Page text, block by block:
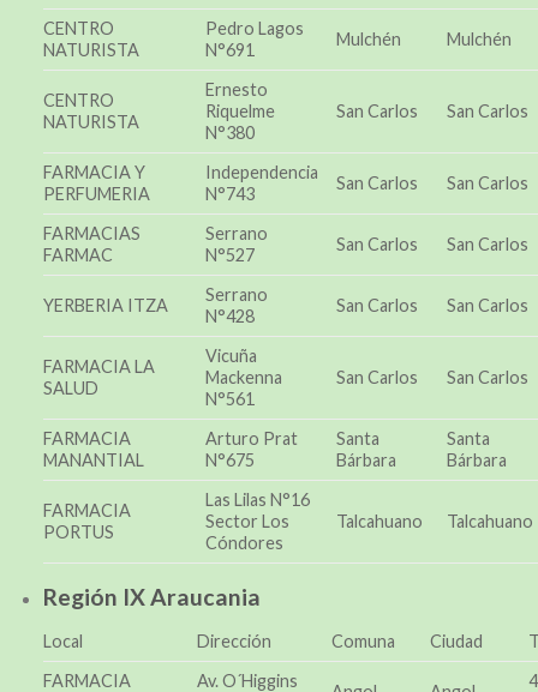
CENTRO
NATURISTA
Pedro Lagos
N°691
Mulchén Mulchén
CENTRO
NATURISTA
Ernesto
Riquelme
N°380
San Carlos San Carlos
FARMACIA Y
PERFUMERIA
Independencia
N°743
San Carlos San Carlos
FARMACIAS
FARMAC
Serrano
N°527
San Carlos San Carlos
YERBERIA ITZA
Serrano
N°428
San Carlos San Carlos
FARMACIA LA
SALUD
Vicuña
Mackenna
N°561
San Carlos San Carlos
FARMACIA
MANANTIAL
Arturo Prat
N°675
Santa
Bárbara
Santa
Bárbara
FARMACIA
PORTUS
Las Lilas N°16
Sector Los
Cóndores
Talcahuano Talcahuano
Región IX Araucania
Local Dirección Comuna Ciudad
FARMACIA
Av. O´Higgins